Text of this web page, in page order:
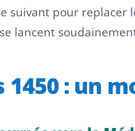
suivant pour replacer
lancent
1450 : un